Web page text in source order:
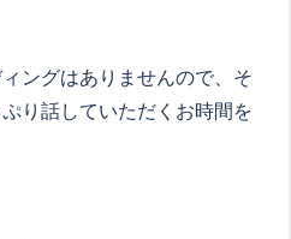
ングはありませんので、そ
り話していただくお時間を